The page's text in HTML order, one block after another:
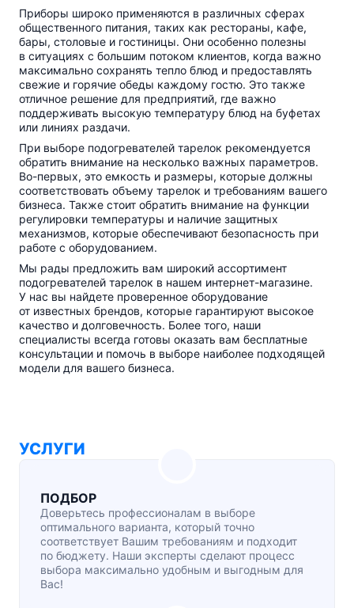
Приборы широко применяются в различных сферах
общественного питания, таких как рестораны, кафе,
бары, столовые и гостиницы. Они особенно полезны
в ситуациях с большим потоком клиентов, когда важно
максимально сохранять тепло блюд и предоставлять
свежие и горячие обеды каждому гостю. Это также
отличное решение для предприятий, где важно
поддерживать высокую температуру блюд на буфетах
или линиях раздачи.
При выборе подогревателей тарелок рекомендуется
обратить внимание на несколько важных параметров.
Во-первых, это емкость и размеры, которые должны
соответствовать объему тарелок и требованиям вашего
бизнеса. Также стоит обратить внимание на функции
регулировки температуры и наличие защитных
механизмов, которые обеспечивают безопасность при
работе с оборудованием.
Мы рады предложить вам широкий ассортимент
подогревателей тарелок в нашем интернет-магазине.
У нас вы найдете проверенное оборудование
от известных брендов, которые гарантируют высокое
качество и долговечность. Более того, наши
специалисты всегда готовы оказать вам бесплатные
консультации и помочь в выборе наиболее подходящей
модели для вашего бизнеса.
УСЛУГИ
ПОДБОР
Доверьтесь профессионалам в выборе
оптимального варианта, который точно
соответствует Вашим требованиям и подходит
по бюджету. Наши эксперты сделают процесс
выбора максимально удобным и выгодным для
Вас!